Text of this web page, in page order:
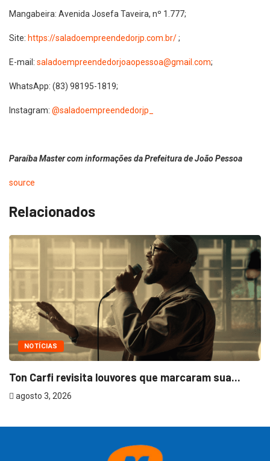
Mangabeira: Avenida Josefa Taveira, nº 1.777;
Site: https://saladoempreendedorjp.com.br/;
E-mail: saladoempreendedorjoaopessoa@gmail.com;
WhatsApp: (83) 98195-1819;
Instagram: @saladoempreendedorjp_
Paraíba Master com informações da Prefeitura de João Pessoa
source
Relacionados
NOTÍCIAS
Ton Carfi revisita louvores que marcaram sua...
agosto 3, 2026